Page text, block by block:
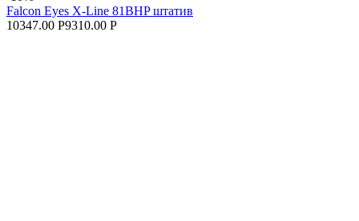
Falcon Eyes X-Line 81BHP штатив
10347.00 Р9310.00 Р